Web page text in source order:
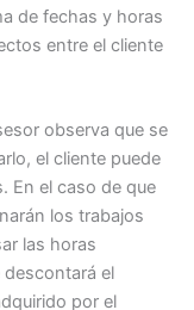
de fechas y horas
entre el cliente
observa que se
el cliente puede
En el caso de que
los trabajos
las horas
el
por el